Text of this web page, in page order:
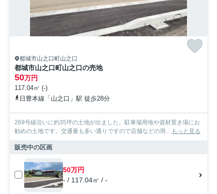
都城市山之口町山之口
都城市山之口町山之口の売地
50万円
117.04㎡ (-)
日豊本線「山之口」駅 徒歩28分
269号線沿いに約35坪の土地が出ました。駐車場用地や資材置き場にお
勧めの土地です。交通量も多い通りですので店舗などの用...
もっと見る
販売中の区画
50万円
- / 117.04㎡ / -